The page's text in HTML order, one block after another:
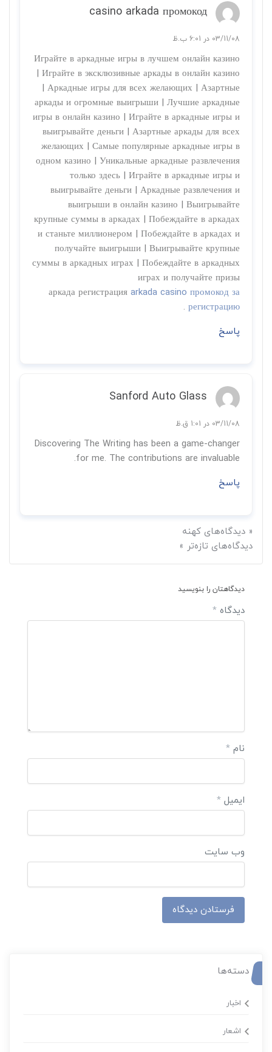
casino arkada промокод
03/11/08 در 6:01 ب.ظ
Играйте в аркадные игры в лучшем онлайн казино
| Играйте в эксклюзивные аркады в онлайн казино
| Аркадные игры для всех желающих | Азартные
аркады и огромные выигрыши | Лучшие аркадные
игры в онлайн казино | Играйте в аркадные игры и
выигрывайте деньги | Азартные аркады для всех
желающих | Самые популярные аркадные игры в
одном казино | Уникальные аркадные развлечения
только здесь | Играйте в аркадные игры и
выигрывайте деньги | Аркадные развлечения и
выигрыши в онлайн казино | Выигрывайте
крупные суммы в аркадах | Побеждайте в аркадах
и станьте миллионером | Побеждайте в аркадах и
получайте выигрыши | Выигрывайте крупные
суммы в аркадных играх | Побеждайте в аркадных
играх и получайте призы
аркада регистрация arkada casino промокод за
регистрацию
.
پاسخ
Sanford Auto Glass
03/11/08 در 1:01 ق.ظ
Discovering The Writing has been a game-changer
for me. The contributions are invaluable.
پاسخ
« دیدگاه‌های کهنه
دیدگاه‌های تازه‌تر »
دیدگاهتان را بنویسید
دیدگاه *
نام *
ایمیل *
وب‌ سایت
دسته‌ها
اخبار
اشعار